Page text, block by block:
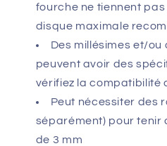
fourche ne tiennent
disque maximale
Des millésimes et/
peuvent avoir des
vérifiez la compatibilité
Peut nécessiter des
séparément) pour tenir
de 3 mm